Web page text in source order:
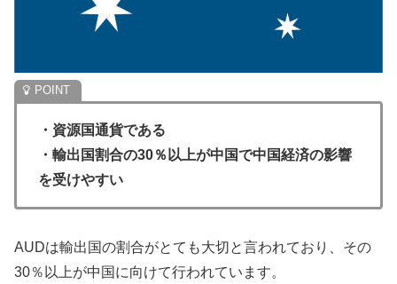
・資源国通貨である
・輸出国割合の30％以上が中国で中国経済の影響
を受けやすい
AUDは輸出国の割合がとても大切と言われており、その
30％以上が中国に向けて行われています。